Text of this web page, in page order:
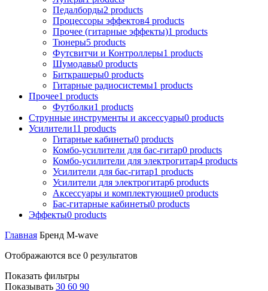
Педалборды2 products
Процессоры эффектов4 products
Прочее (гитарные эффекты)1 products
Тюнеры5 products
Футсвитчи и Контроллеры1 products
Шумодавы0 products
Биткрашеры0 products
Гитарные радиосистемы1 products
Прочее1 products
Футболки1 products
Струнные инструменты и аксессуары0 products
Усилители11 products
Гитарные кабинеты0 products
Комбо-усилители для бас-гитар0 products
Комбо-усилители для электрогитар4 products
Усилители для бас-гитар1 products
Усилители для электрогитар6 products
Аксессуары и комплектующие0 products
Бас-гитарные кабинеты0 products
Эффекты0 products
Главная Бренд M-wave
Отображаются все 0 результатов
Показать фильтры
Показывать 30 60 90